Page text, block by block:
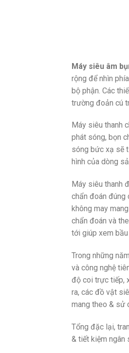
Máy siêu âm
rộng để nhìn
bộ phận. Các
trường đoản cú
Máy siêu thanh
phát sóng, bọn
sóng bức xạ sẽ
hình của dòng
Máy siêu thanh
chẩn đoán đúng
không may
chẩn đoán và
tới giúp xem
Trong những
và công nghệ
độ coi trực tiếp,
ra, các đồ vật
mang theo & sử
Tổng đặc lại,
& tiết kiệm ngân